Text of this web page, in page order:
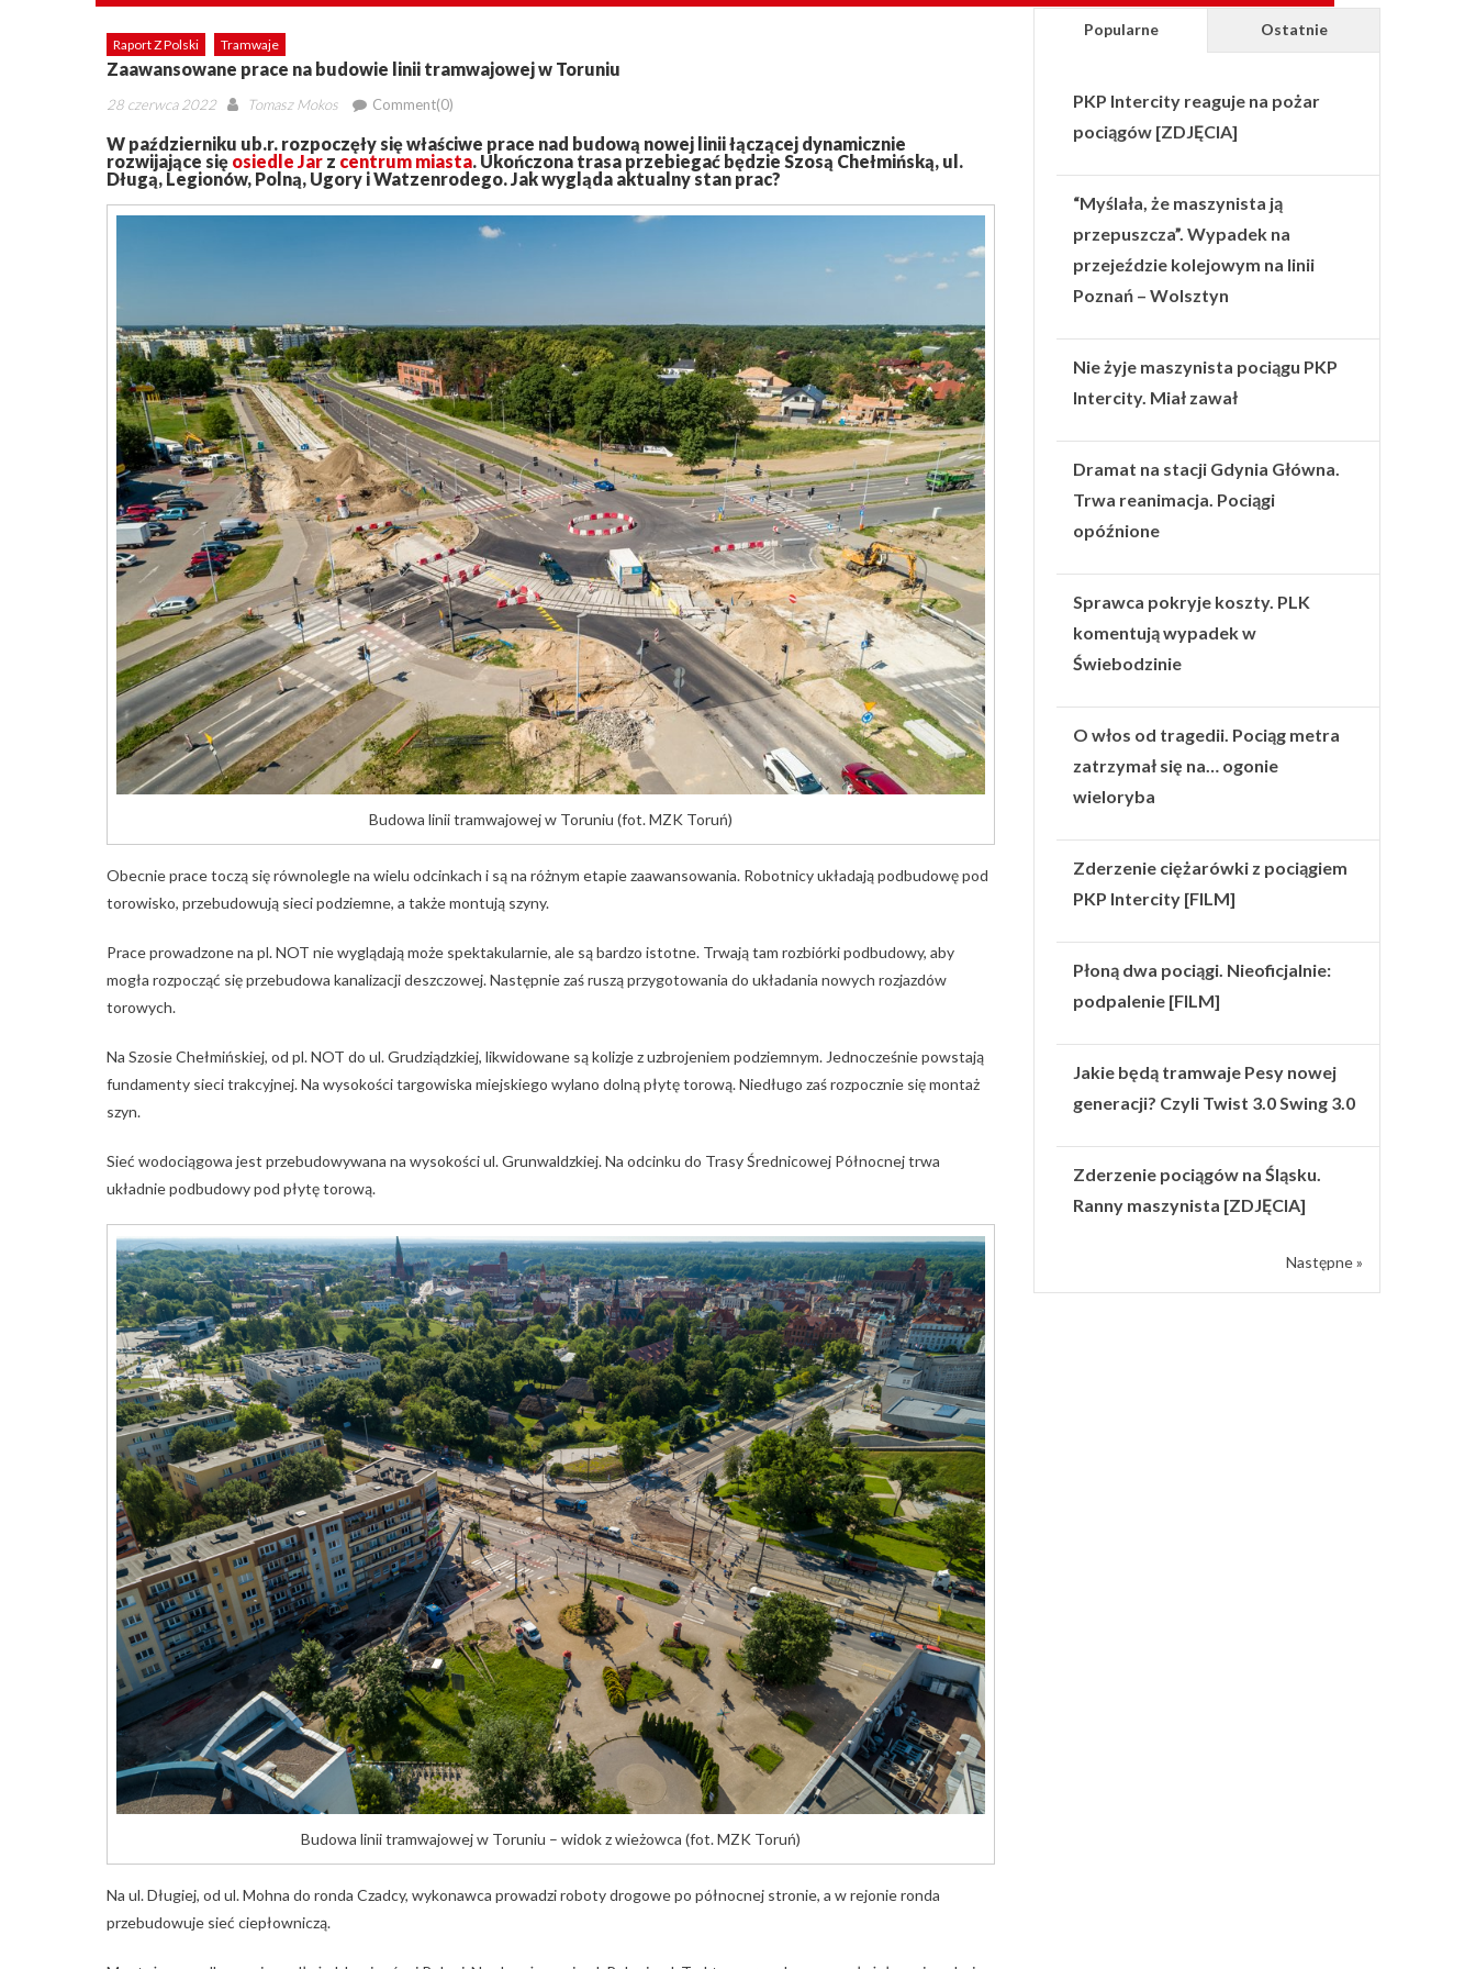
Raport Z Polski Tramwaje
Zaawansowane prace na budowie linii tramwajowej w Toruniu
Posted
28 czerwca 2022 Author
Tomasz Mokos Comment(0)
W październiku ub.r. rozpoczęły się właściwe prace nad budową nowej linii łączącej dynamicznie
rozwijające się osiedle Jar z centrum miasta. Ukończona trasa przebiegać będzie Szosą Chełmińską, ul.
Długą, Legionów, Polną, Ugory i Watzenrodego. Jak wygląda aktualny stan prac?
Budowa linii tramwajowej w Toruniu (fot. MZK Toruń)
Obecnie prace toczą się równolegle na wielu odcinkach i są na różnym etapie zaawansowania. Robotnicy układają podbudowę pod
torowisko, przebudowują sieci podziemne, a także montują szyny.
Prace prowadzone na pl. NOT nie wyglądają może spektakularnie, ale są bardzo istotne. Trwają tam rozbiórki podbudowy, aby
mogła rozpocząć się przebudowa kanalizacji deszczowej. Następnie zaś ruszą przygotowania do układania nowych rozjazdów
torowych.
Na Szosie Chełmińskiej, od pl. NOT do ul. Grudziądzkiej, likwidowane są kolizje z uzbrojeniem podziemnym. Jednocześnie powstają
fundamenty sieci trakcyjnej. Na wysokości targowiska miejskiego wylano dolną płytę torową. Niedługo zaś rozpocznie się montaż
szyn.
Sieć wodociągowa jest przebudowywana na wysokości ul. Grunwaldzkiej. Na odcinku do Trasy Średnicowej Północnej trwa
układnie podbudowy pod płytę torową.
Budowa linii tramwajowej w Toruniu – widok z wieżowca (fot. MZK Toruń)
Na ul. Długiej, od ul. Mohna do ronda Czadcy, wykonawca prowadzi roboty drogowe po północnej stronie, a w rejonie ronda
przebudowuje sieć ciepłowniczą.
Popularne Ostatnie
PKP Intercity reaguje na pożar
pociągów [ZDJĘCIA]
“Myślała, że maszynista ją
przepuszcza”. Wypadek na
przejeździe kolejowym na linii
Poznań – Wolsztyn
Nie żyje maszynista pociągu PKP
Intercity. Miał zawał
Dramat na stacji Gdynia Główna.
Trwa reanimacja. Pociągi
opóźnione
Sprawca pokryje koszty. PLK
komentują wypadek w
Świebodzinie
O włos od tragedii. Pociąg metra
zatrzymał się na… ogonie
wieloryba
Zderzenie ciężarówki z pociągiem
PKP Intercity [FILM]
Płoną dwa pociągi. Nieoficjalnie:
podpalenie [FILM]
Jakie będą tramwaje Pesy nowej
generacji? Czyli Twist 3.0 Swing 3.0
Zderzenie pociągów na Śląsku.
Ranny maszynista [ZDJĘCIA]
Następne »